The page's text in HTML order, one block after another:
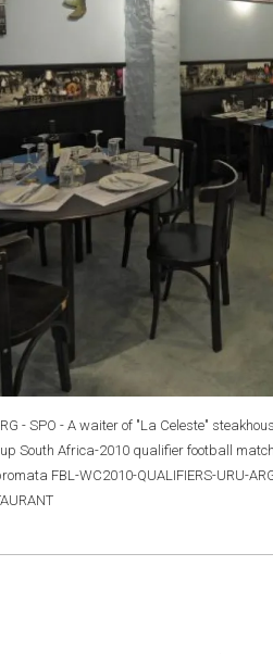
- SPO - A waiter of "La Celeste"
South Africa-2010 qualifier football
FBL-WC2010-QUALIFIERS-URU-